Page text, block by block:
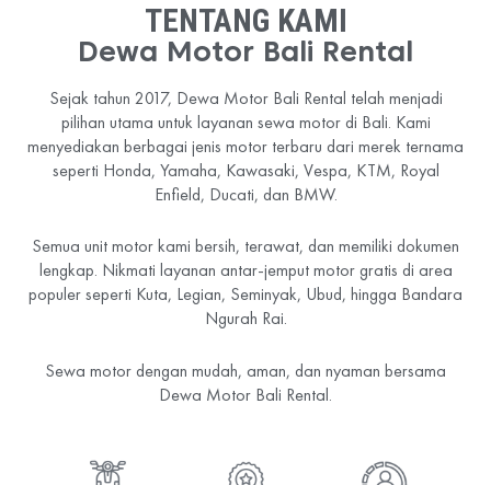
TENTANG KAMI
Dewa Motor Bali Rental
Sejak tahun 2017, Dewa Motor Bali Rental telah menjadi
pilihan utama untuk layanan sewa motor di Bali. Kami
menyediakan berbagai jenis motor terbaru dari merek ternama
seperti Honda, Yamaha, Kawasaki, Vespa, KTM, Royal
Enfield, Ducati, dan BMW.
Semua unit motor kami bersih, terawat, dan memiliki dokumen
lengkap. Nikmati layanan antar-jemput motor gratis di area
populer seperti Kuta, Legian, Seminyak, Ubud, hingga Bandara
Ngurah Rai.
Sewa motor dengan mudah, aman, dan nyaman bersama
Dewa Motor Bali Rental.